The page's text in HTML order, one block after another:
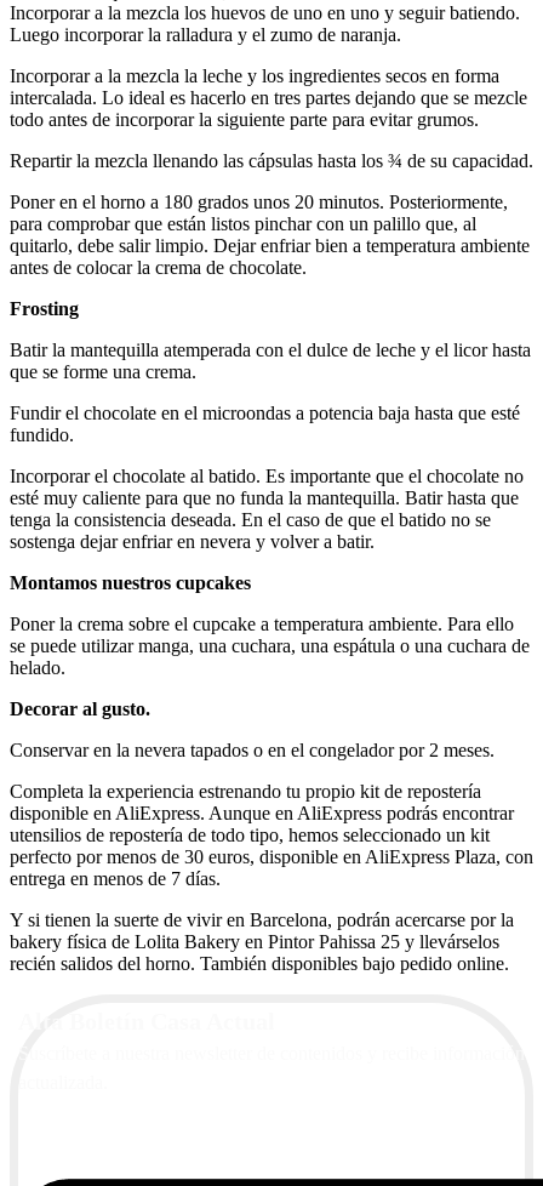
Incorporar a la mezcla los huevos de uno en uno y seguir batiendo.
Luego incorporar la ralladura y el zumo de naranja.
Incorporar a la mezcla la leche y los ingredientes secos en forma
intercalada. Lo ideal es hacerlo en tres partes dejando que se mezcle
todo antes de incorporar la siguiente parte para evitar grumos.
Repartir la mezcla llenando las cápsulas hasta los ¾ de su capacidad.
Poner en el horno a 180 grados unos 20 minutos. Posteriormente,
para comprobar que están listos pinchar con un palillo que, al
quitarlo, debe salir limpio. Dejar enfriar bien a temperatura ambiente
antes de colocar la crema de chocolate.
Frosting
Batir la mantequilla atemperada con el dulce de leche y el licor hasta
que se forme una crema.
Fundir el chocolate en el microondas a potencia baja hasta que esté
fundido.
Incorporar el chocolate al batido. Es importante que el chocolate no
esté muy caliente para que no funda la mantequilla. Batir hasta que
tenga la consistencia deseada. En el caso de que el batido no se
sostenga dejar enfriar en nevera y volver a batir.
Montamos nuestros cupcakes
Poner la crema sobre el cupcake a temperatura ambiente. Para ello
se puede utilizar manga, una cuchara, una espátula o una cuchara de
helado.
Decorar al gusto.
Conservar en la nevera tapados o en el congelador por 2 meses.
Completa la experiencia estrenando tu propio kit de repostería
disponible en AliExpress. Aunque en AliExpress podrás encontrar
utensilios de repostería de todo tipo, hemos seleccionado un kit
perfecto por menos de 30 euros, disponible en AliExpress Plaza, con
entrega en menos de 7 días.
Y si tienen la suerte de vivir en Barcelona, podrán acercarse por la
bakery física de Lolita Bakery en Pintor Pahissa 25 y llevárselos
recién salidos del horno. También disponibles bajo pedido online.